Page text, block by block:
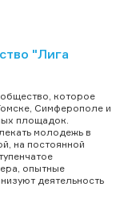
"Лига
которое
Симферополе и
площадок.
молодежь в
на постоянной
опытные
деятельность